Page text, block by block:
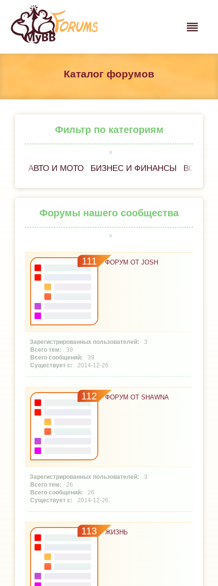
Каталог форумов
Фильтр по категориям
АВТО И МОТО БИЗНЕС И ФИНАНСЫ ВСЁ
Форумы нашего сообщества
111 ФОРУМ ОТ JOSH
3
39
39
2014-12-26
112 ФОРУМ ОТ SHAWNA
3
26
26
2014-12-26
113 ЖИЗНЬ